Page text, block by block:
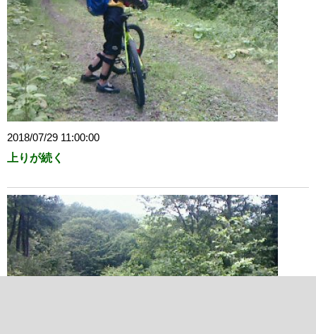
2018/07/29 11:00:00
上りが続く